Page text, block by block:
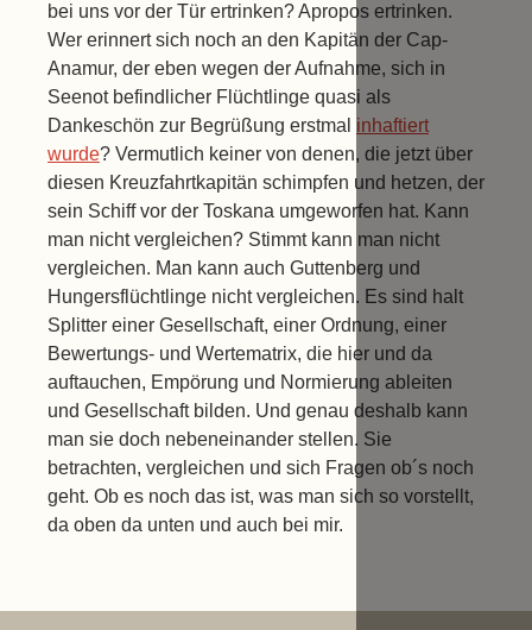
bei uns vor der Tür ertrinken? Apropos ertrinken.
Wer erinnert sich noch an den Kapitän der Cap-
Anamur, der eben wegen der Aufnahme, sich in
Seenot befindlicher Flüchtlinge quasi als
Dankeschön zur Begrüßung erstmal inhaftiert
wurde? Vermutlich keiner von denen, die jetzt über
diesen Kreuzfahrtkapitän schimpfen und hetzen, der
sein Schiff vor der Toskana umgeworfen hat. Kann
man nicht vergleichen? Stimmt kann man nicht
vergleichen. Man kann auch Guttenberg und
Hungersflüchtlinge nicht vergleichen. Es sind halt
Splitter einer Gesellschaft, einer Ordnung, einer
Bewertungs- und Wertematrix, die hier und da
auftauchen, Empörung und Normierung ableiten
und Gesellschaft bilden. Und genau deshalb kann
man sie doch nebeneinander stellen. Sie
betrachten, vergleichen und sich Fragen ob´s noch
geht. Ob es noch das ist, was man sich so vorstellt,
da oben da unten und auch bei mir.